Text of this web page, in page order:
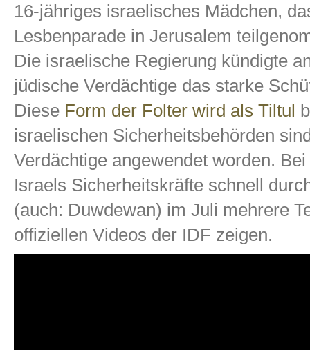
16-jähriges israelisches Mädchen,
Lesbenparade in Jerusalem
Die israelische Regierung kündigte
jüdische Verdächtige das starke
Diese Form der Folter wird als Tiltul
israelischen Sicherheitsbehörden
Verdächtige angewendet worden.
Israels Sicherheitskräfte schnell
(auch: Duwdewan) im Juli mehrere
offiziellen Videos der IDF zeigen.